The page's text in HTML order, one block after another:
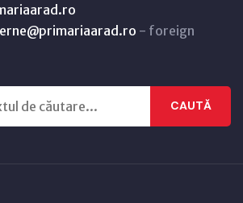
- foreign
CAUTĂ